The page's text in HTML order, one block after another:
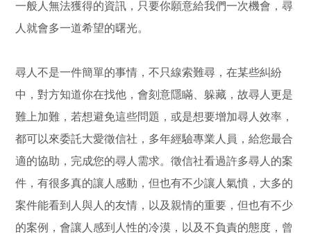
一般人無法獲得的資訊，只要你願意給我們一次機會，尋
人就會多一道希望的曙光。
尋人不是一件簡單的事情，不只線索難尋，在某些糾紛
中，對方知道你在找他，會刻意隱瞞、躲藏，故尋人更是
難上加難，若想避免這些問題，或是想要增加尋人效率，
都可以來委託大愛徵信社，多年經驗專業人員，給您最合
適的協助，完成您的尋人需求。徵信社看過許多尋人的案
件，有很多真的讓人感動，但也有不少讓人氣憤，大多的
案件能看到人與人的友情，以及親情的重要，但也有不少
的案例，會讓人感到人性的冷漠，以及不負責的態度，曾